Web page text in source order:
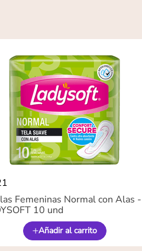
Femeninas Normal con Alas -
10 und
Añadir al carrito